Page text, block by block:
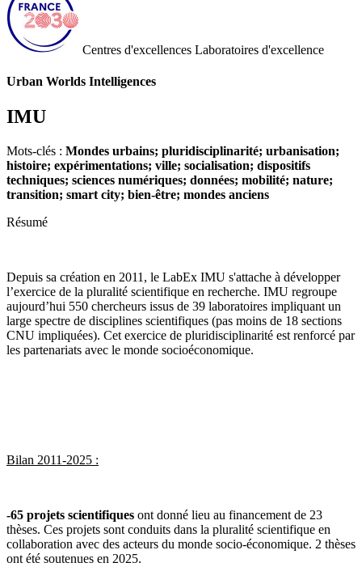
Centres d'excellences Laboratoires d'excellence
Urban Worlds Intelligences
IMU
Mots-clés : Mondes urbains; pluridisciplinarité; urbanisation;
histoire; expérimentations; ville; socialisation; dispositifs
techniques; sciences numériques; données; mobilité; nature;
transition; smart city; bien-être; mondes anciens
Résumé
Depuis sa création en 2011, le LabEx IMU s'attache à développer
l’exercice de la pluralité scientifique en recherche. IMU regroupe
aujourd’hui 550 chercheurs issus de 39 laboratoires impliquant un
large spectre de disciplines scientifiques (pas moins de 18 sections
CNU impliquées). Cet exercice de pluridisciplinarité est renforcé par
les partenariats avec le monde socioéconomique.
Bilan 2011-2025 :
-65 projets scientifiques ont donné lieu au financement de 23
thèses. Ces projets sont conduits dans la pluralité scientifique en
collaboration avec des acteurs du monde socio-économique. 2 thèses
ont été soutenues en 2025.